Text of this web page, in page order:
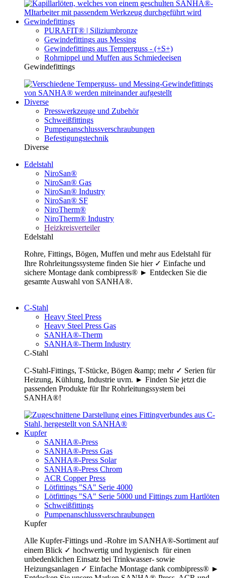
Gewindefittings
PURAFIT® | Siliziumbronze
Gewindefittings aus Messing
Gewindefittings aus Temperguss - (+S+)
Rohrnippel und Muffen aus Schmiedeeisen
Gewindefittings
Diverse
Presswerkzeuge und Zubehör
Schweißfittings
Pumpenanschlussverschraubungen
Befestigungstechnik
Diverse
Edelstahl
NiroSan®
NiroSan® Gas
NiroSan® Industry
NiroSan® SF
NiroTherm®
NiroTherm® Industry
Heizkreisverteiler
Edelstahl
Rohre, Fittings, Bögen, Muffen und mehr aus Edelstahl für
Ihre Rohrleitungssysteme finden Sie hier ✓ Einfache und
sichere Montage dank combipress® ► Entdecken Sie die
gesamte Auswahl von SANHA®.
C-Stahl
Heavy Steel Press
Heavy Steel Press Gas
SANHA®-Therm
SANHA®-Therm Industry
C-Stahl
C-Stahl-Fittings, T-Stücke, Bögen &amp; mehr ✓ Serien für
Heizung, Kühlung, Industrie uvm. ► Finden Sie jetzt die
passenden Produkte für Ihr Rohrleitungssystem bei
SANHA®!
Kupfer
SANHA®-Press
SANHA®-Press Gas
SANHA®-Press Solar
SANHA®-Press Chrom
ACR Copper Press
Lötfittings "SA" Serie 4000
Lötfittings "SA" Serie 5000 und Fittings zum Hartlöten
Schweißfittings
Pumpenanschlussverschraubungen
Kupfer
Alle Kupfer-Fittings und -Rohre im SANHA®-Sortiment auf
einem Blick ✓ hochwertig und hygienisch für einen
unbedenklichen Einsatz bei Trinkwasser- sowie
Heizungsanlagen ✓ Einfache Montage dank combipress® ►